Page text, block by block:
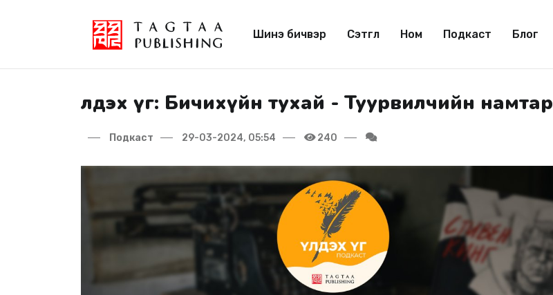
Шинэ бичвэр Сэтгүүл Ном Подкаст Блог
Үлдэх үг: Бичихүйн тухай - Туурвилчийн намтар
Подкаст 29-03-2024, 05:54 240